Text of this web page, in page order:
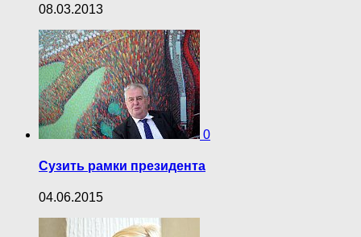
08.03.2013
0
Сузить рамки президента
04.06.2015